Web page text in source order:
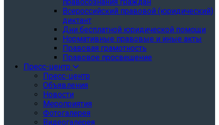
правосознания граждан
Всероссийский правовой (юридический)
диктант
Дни бесплатной юридической помощи
Нормативные правовые и иные акты
Правовая грамотность
Правовое просвещение
Пресс-центр
Пресс-центр
Объявления
Новости
Мероприятия
Фотогалерея
Видеогалерея